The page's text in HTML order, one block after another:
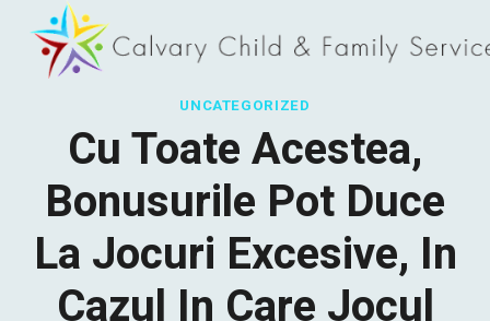
content
UNCATEGORIZED
Cu Toate Acestea,
Bonusurile Pot Duce
La Jocuri Excesive, In
Cazul In Care Jocul